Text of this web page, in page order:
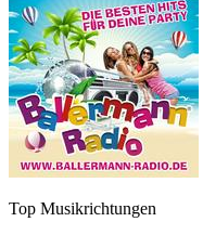
Top Musikrichtungen